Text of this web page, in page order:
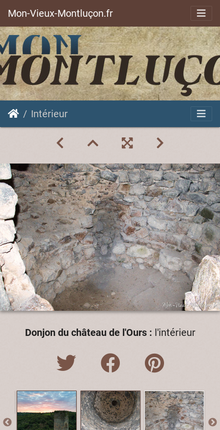
Mon-Vieux-Montluçon.fr
Intérieur
Donjon du château de l'Ours : l'intérieur